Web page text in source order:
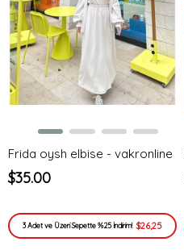
Frida oysh elbise - vakronline
$35.00
3 Adet ve Üzeri Sepette %25 İndirim! $26,25